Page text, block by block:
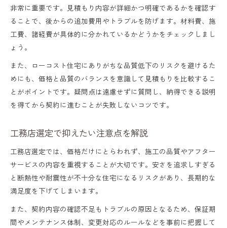
非常に重要です。見積もり内容が詳細かつ明確であるかを確認す
ることで、後からの追加費用やトラブルを防げます。材料費、施
工費、諸経費が具体的に分かれているかどうかをチェックしまし
ょう。
また、ローコスト住宅にありがちな品質低下のリスクを避けるた
めにも、価格と品質のバランスを意識して見積もりを比較するこ
とがポイントです。疑問点は遠慮せずに質問し、納得できる説明
を得てから契約に進むことが失敗しないコツです。
工務店選定で抑えたい注意点を解説
工務店選定では、価格だけにとらわれず、施工の品質やアフター
サービスの内容を重視することが大切です。安さを追求しすぎる
と断熱性や耐震性が不十分な住宅になるリスクがあり、長期的な
満足度を下げてしまいます。
また、契約内容の確認不足もトラブルの原因となるため、保証期
間やメンテナンス体制、変更対応のルールなどを事前に把握して